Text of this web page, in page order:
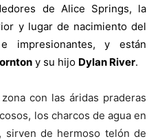
de Alice Springs, la
y lugar de nacimiento del
impresionantes, y están
y su hijo Dylan River.
con las áridas praderas
los charcos de agua en
sirven de hermoso telón de